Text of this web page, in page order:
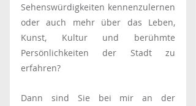
Sehenswürdigkeiten kennenzulernen
oder auch mehr über das Leben,
Kunst, Kultur und berühmte
Persönlichkeiten der Stadt zu
erfahren?
Dann sind Sie bei mir an der